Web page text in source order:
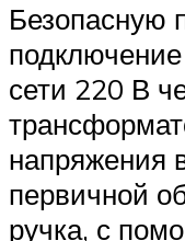
Безопасную
сети 220 В
напряжения
первичной
ручка, с